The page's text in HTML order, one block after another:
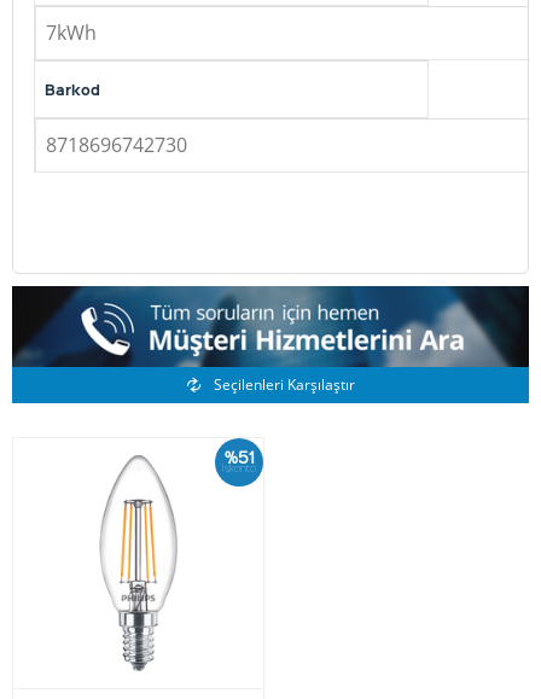
7kWh
Barkod
8718696742730
Benzer Ürünler
Seçilenleri Karşılaştır
%51
İskonto